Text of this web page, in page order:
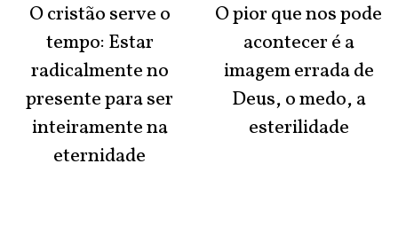
O cristão serve o
tempo: Estar
radicalmente no
presente para ser
inteiramente na
eternidade
O pior que nos pode
acontecer é a
imagem errada de
Deus, o medo, a
esterilidade